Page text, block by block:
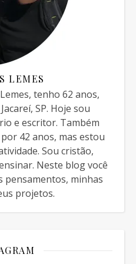
LEMES
tenho 62 anos,
SP. Hoje sou
e escritor. Também
42 anos, mas estou
Sou cristão,
Neste blog você
pensamentos, minhas
projetos.